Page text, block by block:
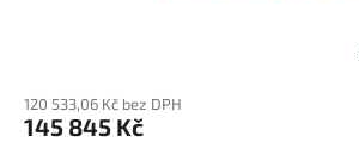
120 533,06 Kč bez DPH
145 845 Kč